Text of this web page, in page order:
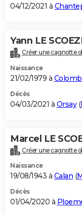
04/12/2021 à
Yann LE
Créer une cagnotte
Naissance
21/02/1979 à
Décès
04/03/2021 à Orsay(
Marcel LE
Créer une cagnotte
Naissance
19/08/1943 à Calan (
Décès
01/04/2020 à